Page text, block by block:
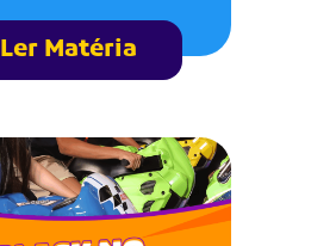
Ler Matéria